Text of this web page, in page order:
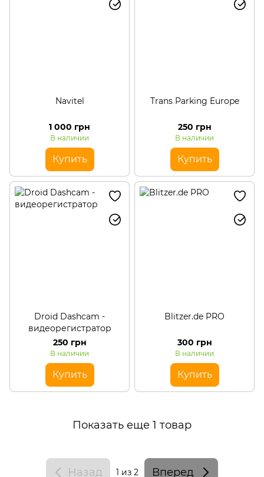
Navitel
1 000 грн
В наличии
Купить
Trans Parking Europe
250 грн
В наличии
Купить
Droid Dashcam -
видеорегистратор
250 грн
В наличии
Купить
Blitzer.de PRO
300 грн
В наличии
Купить
Показать еще 1 товар
Назад 1 из 2 Вперед